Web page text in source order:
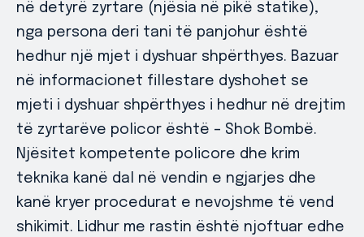
në detyrë zyrtare (njësia në pikë statike),
nga persona deri tani të panjohur është
hedhur një mjet i dyshuar shpërthyes. Bazuar
në informacionet fillestare dyshohet se
mjeti i dyshuar shpërthyes i hedhur në drejtim
të zyrtarëve policor është – Shok Bombë.
Njësitet kompetente policore dhe krim
teknika kanë dal në vendin e ngjarjes dhe
kanë kryer procedurat e nevojshme të vend
shikimit. Lidhur me rastin është njoftuar edhe